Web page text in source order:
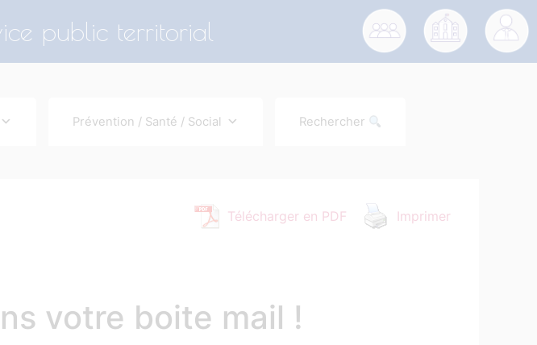
public territorial
Prévention / Santé / Social Rechercher
Télécharger en PDF Imprimer
votre boite mail !